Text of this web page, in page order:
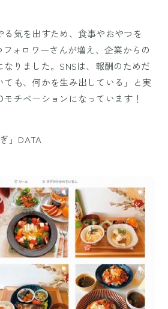
気を出すため、食事やおやつを
ォロワーさんが増え、企業からの
りました。SNSは、報酬のためだ
ても、何かを生み出している」と実
チベーションになっています！
」DATA